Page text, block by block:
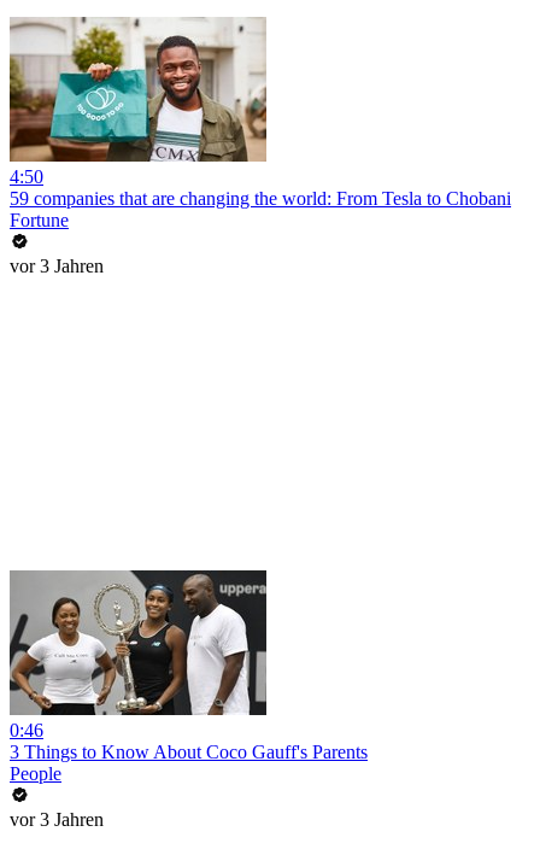
4:50
59 companies that are changing the world: From Tesla to Chobani
Fortune
vor 3 Jahren
0:46
3 Things to Know About Coco Gauff's Parents
People
vor 3 Jahren